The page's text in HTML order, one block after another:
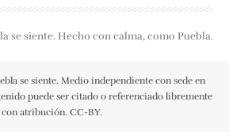
se siente. Hecho con calma, como Puebla.
se siente. Medio independiente con sede en
puede ser citado o referenciado libremente
con atribución. CC-BY.